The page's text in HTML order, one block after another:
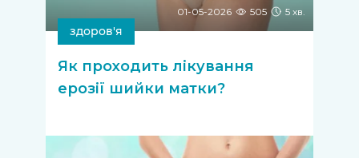
01-05-2026 505 5 хв.
здоров'я
Як проходить лікування
ерозії шийки матки?